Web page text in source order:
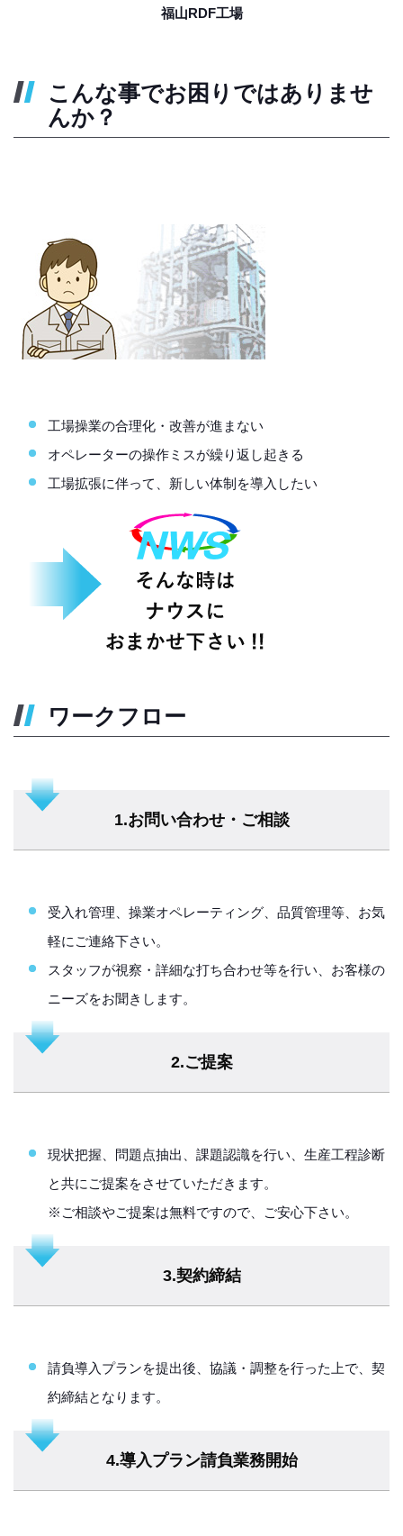
福山RDF工場
こんな事でお困りではありませ
んか？
工場操業の合理化・改善が進まない
オペレーターの操作ミスが繰り返し起きる
工場拡張に伴って、新しい体制を導入したい
ワークフロー
1.お問い合わせ・ご相談
受入れ管理、操業オペレーティング、品質管理等、お気
軽にご連絡下さい。
スタッフが視察・詳細な打ち合わせ等を行い、お客様の
ニーズをお聞きします。
2.ご提案
現状把握、問題点抽出、課題認識を行い、生産工程診断
と共にご提案をさせていただきます。
※ご相談やご提案は無料ですので、ご安心下さい。
3.契約締結
請負導入プランを提出後、協議・調整を行った上で、契
約締結となります。
4.導入プラン請負業務開始